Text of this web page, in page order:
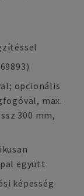
opcionális
max.
300 mm,
együtt
képesség